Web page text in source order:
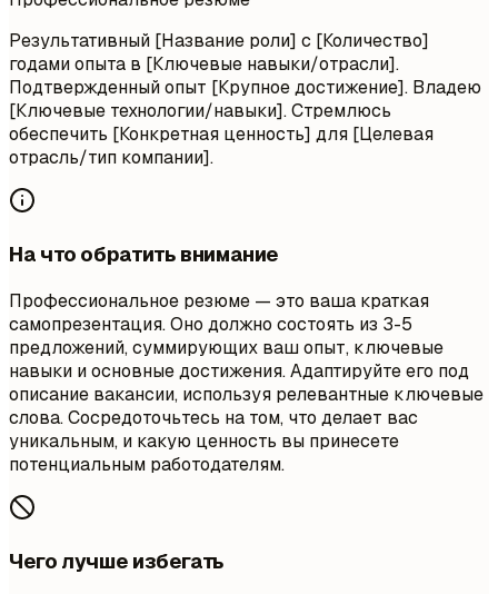
Результативный [Название роли] с [Количество]
годами опыта в [Ключевые навыки/отрасли].
Подтвержденный опыт [Крупное достижение]. Владею
[Ключевые технологии/навыки]. Стремлюсь
обеспечить [Конкретная ценность] для [Целевая
отрасль/тип компании].
На что обратить внимание
Профессиональное резюме — это ваша краткая
самопрезентация. Оно должно состоять из 3-5
предложений, суммирующих ваш опыт, ключевые
навыки и основные достижения. Адаптируйте его под
описание вакансии, используя релевантные ключевые
слова. Сосредоточьтесь на том, что делает вас
уникальным, и какую ценность вы принесете
потенциальным работодателям.
Чего лучше избегать